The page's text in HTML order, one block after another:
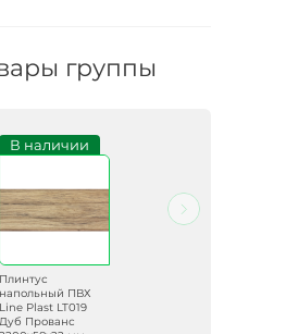
группы
В наличии
Плинтус
напольный ПВХ
Line Plast LT019
Дуб Прованс